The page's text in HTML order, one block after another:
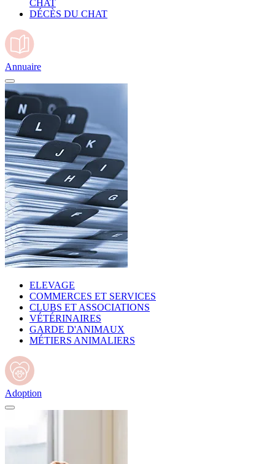
CHAT
DÉCÈS DU CHAT
Annuaire
ELEVAGE
COMMERCES ET SERVICES
CLUBS ET ASSOCIATIONS
VÉTÉRINAIRES
GARDE D'ANIMAUX
MÉTIERS ANIMALIERS
Adoption